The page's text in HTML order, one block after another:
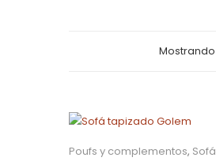
Poufs y complementos,